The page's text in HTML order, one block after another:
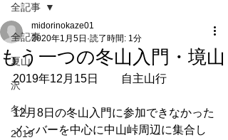
全記事
夏山
沢
冬山
2019
全記事
もう一つの冬山入門・境山
midorinokaze01
2020年1月5日 読了時間: 1分
2019年12月15日　　自主山行
12月8日の冬山入門に参加できなかった
メンバーを中心に中山峠周辺に集合し